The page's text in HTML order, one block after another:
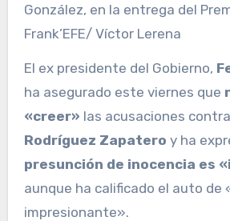
González, en la entrega del
Frank’EFE/ Víctor Lerena
El ex presidente del Gobierno,
ha asegurado este viernes que
«creer» las acusaciones contra
Rodríguez Zapatero y ha
presunción de inocencia es
aunque ha calificado el auto de
impresionante».